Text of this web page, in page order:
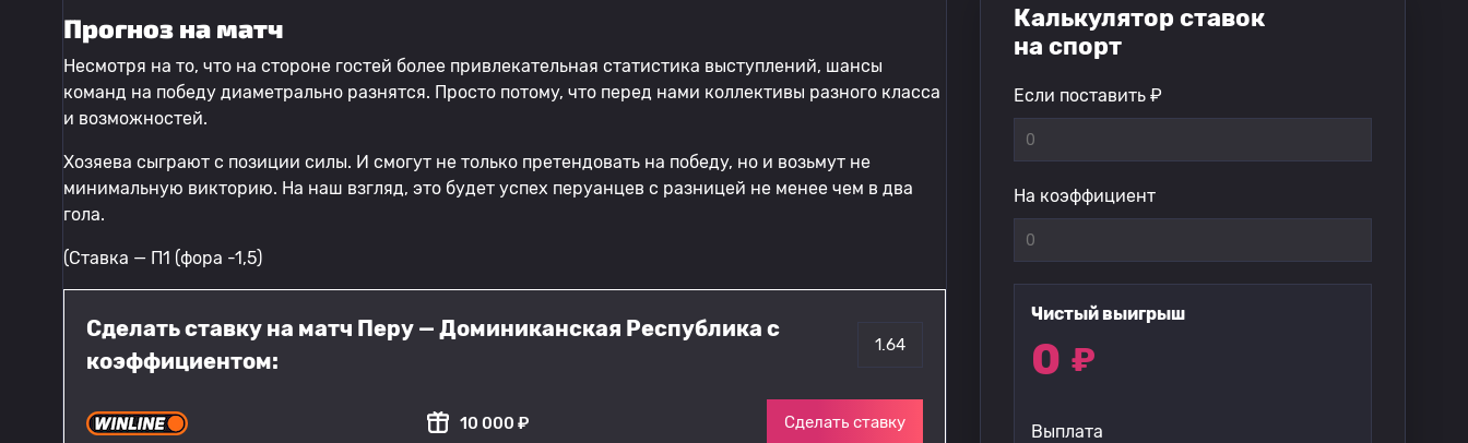
Прогноз на матч
Несмотря на то, что на стороне гостей более привлекательная статистика выступлений, шансы
команд на победу диаметрально разнятся. Просто потому, что перед нами коллективы разного класса
и возможностей.
Хозяева сыграют с позиции силы. И смогут не только претендовать на победу, но и возьмут не
минимальную викторию. На наш взгляд, это будет успех перуанцев с разницей не менее чем в два
гола.
(Ставка — П1 (фора -1,5)
Сделать ставку на матч Перу — Доминиканская Республика с
коэффициентом:
1.64
10 000 ₽ Сделать ставку
Калькулятор ставок
на спорт
Если поставить ₽
На коэффициент
Чистый выигрыш
0 ₽
Выплата